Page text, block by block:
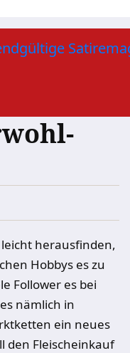
herausfinden,
Hobbys es zu
Follower es bei
nämlich in
ein neues
den Fleischeinkauf